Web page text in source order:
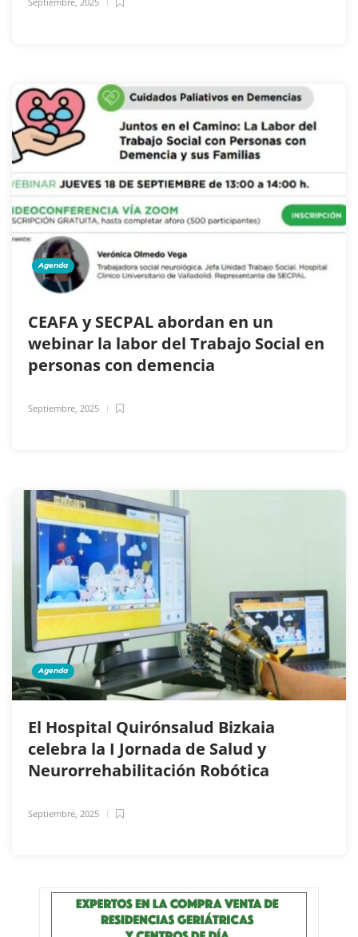
Agenda
CEAFA y SECPAL abordan en un
webinar la labor del Trabajo Social en
personas con demencia
Septiembre, 2025
Agenda
El Hospital Quirónsalud Bizkaia
celebra la I Jornada de Salud y
Neurorrehabilitación Robótica
Septiembre, 2025